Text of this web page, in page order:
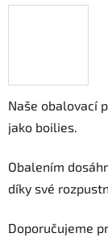
Naše obalovací
jako boilies.
Obalením
díky své
Doporučujeme